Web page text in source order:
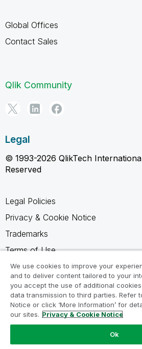
Global Offices
Contact Sales
Qlik Community
Legal
© 1993-2026 QlikTech
Reserved
Legal Policies
Privacy & Cookie Notice
Trademarks
Terms of Use
Legal Agreements
Product Terms
Do not share my info
We use cookies to improve your
and to deliver content tailored to your
you accept the use of additional
data transmission to third parties. Refer
Notice or click ‘More Information’ for
our sites. Privacy & Cookie Notice
Ok